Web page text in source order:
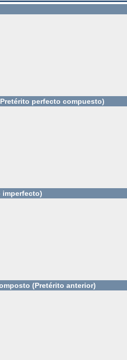
perfecto compuesto)
imperfecto)
(Pretérito anterior)